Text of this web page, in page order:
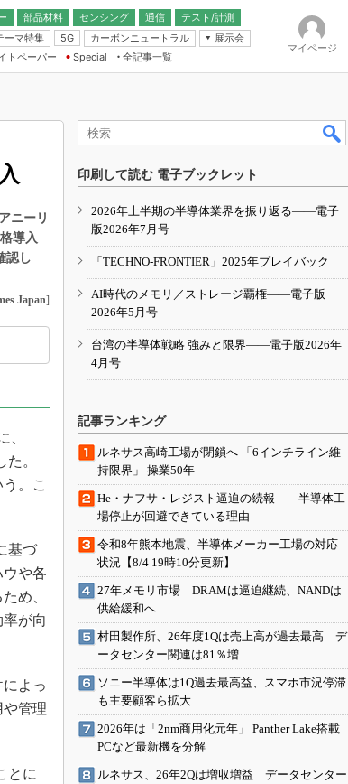
部品材料 センシング
通信
テスト/計測
ーマ特集
5G カーボンニュートラル
展示会
IoT・エッジコンピューティング
EXPO
TECHNO-FRONTIER
人とくるま展
トペーパー
Special
全記事一覧
マイページ
ニーリ
導入
認し
Japan]
、
。
。こ
基づ
や各
め、
が向
よっ
管理
とに
印刷して読む 電子ブックレット
2026年上半期の半導体業界を振り返る――電子
版2026年7月号
「TECHNO-FRONTIER」2025年プレイバック
AI時代のメモリ／ストレージ覇権――電子版
2026年5月号
台湾の半導体戦略 強みと限界――電子版2026年
4月号
記事ランキング
ルネサス高崎工場が閉鎖へ 「6インチライン維
持限界」 操業50年
He・ナフサ・レジスト逼迫の続報――半導体工
場停止が回避できている理由
令和8年熊本地震、半導体メーカー工場の対応
状況【8/4 19時10分更新】
27年メモリ市場 DRAMは逼迫継続、NANDは
供給緩和へ
村田製作所、26年度1Qは売上高が過去最高 デ
ータセンター関連は81％増
ソニー半導体は1Q過去最高益、スマホ市況停滞
も主要顧客ら拡大
2026年は「2nm商用化元年」 Panther Lake搭載
PCなど最新機を分解
ルネサス、26年2Qは増収増益 データセンター